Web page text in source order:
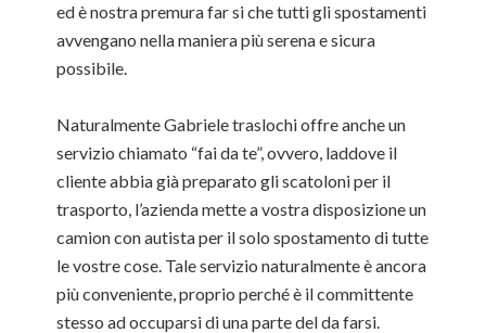
ed è nostra premura far si che tutti gli spostamenti
avvengano nella maniera più serena e sicura
possibile.
Naturalmente Gabriele traslochi offre anche un
servizio chiamato “fai da te”, ovvero, laddove il
cliente abbia già preparato gli scatoloni per il
trasporto, l’azienda mette a vostra disposizione un
camion con autista per il solo spostamento di tutte
le vostre cose. Tale servizio naturalmente è ancora
più conveniente, proprio perché è il committente
stesso ad occuparsi di una parte del da farsi.